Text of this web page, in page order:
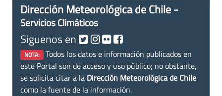
Dirección Meteorológica de Chile -
Servicios Climáticos
Siguenos en
NOTA: Todos los datos e información publicados en
este Portal son de acceso y uso público; no obstante,
se solicita citar a la Dirección Meteorológica de Chile
como la fuente de la información.